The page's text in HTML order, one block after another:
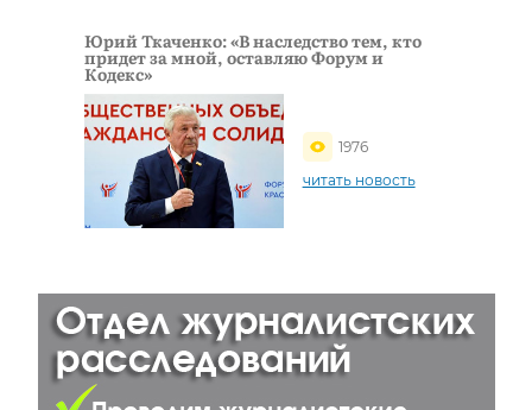
Юрий Ткаченко: «В наследство тем, кто
придет за мной, оставляю Форум и
Кодекс»
1976
читать новость